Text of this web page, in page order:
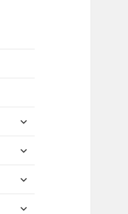
ouvrir
sous-
ouvrir
sous-
ouvrir
sous-
ouvrir